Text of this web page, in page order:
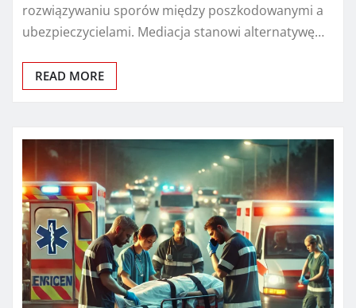
rozwiązywaniu sporów między poszkodowanymi a
ubezpieczycielami. Mediacja stanowi alternatywę…
READ MORE